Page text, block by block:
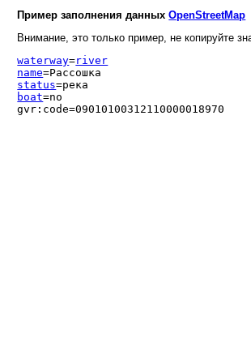
Пример заполнения данныхOpenStreetMap
Внимание, это только пример, не копируйте
waterway=river
name=Рассошка
status=река
boat=no
gvr:code=09010100312110000018970